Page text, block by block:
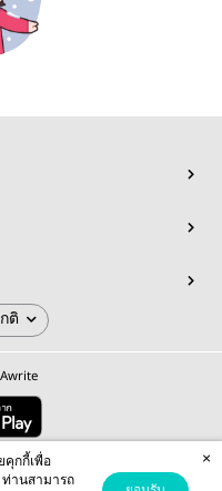
ติ
Public Company Limited
Privacy Policy Terms of Serviceapply.
คุกกี้เพื่อ
านสามารถ
×